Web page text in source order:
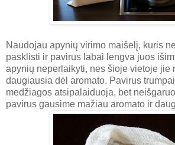
Naudojau apynių virimo maišelį, kuris
pasklisti ir pavirus labai lengva juos
apynių neperlaikyti, nes šioje vietoje jie
daugiausia dėl aromato. Pavirus
medžiagos atsipalaiduoja, bet
pavirus gausime mažiau aromato ir